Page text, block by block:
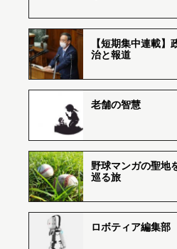
【短期集中連載】
治と報道
老舗の智慧
野球マンガの聖地
巡る旅
ロボティア編集部